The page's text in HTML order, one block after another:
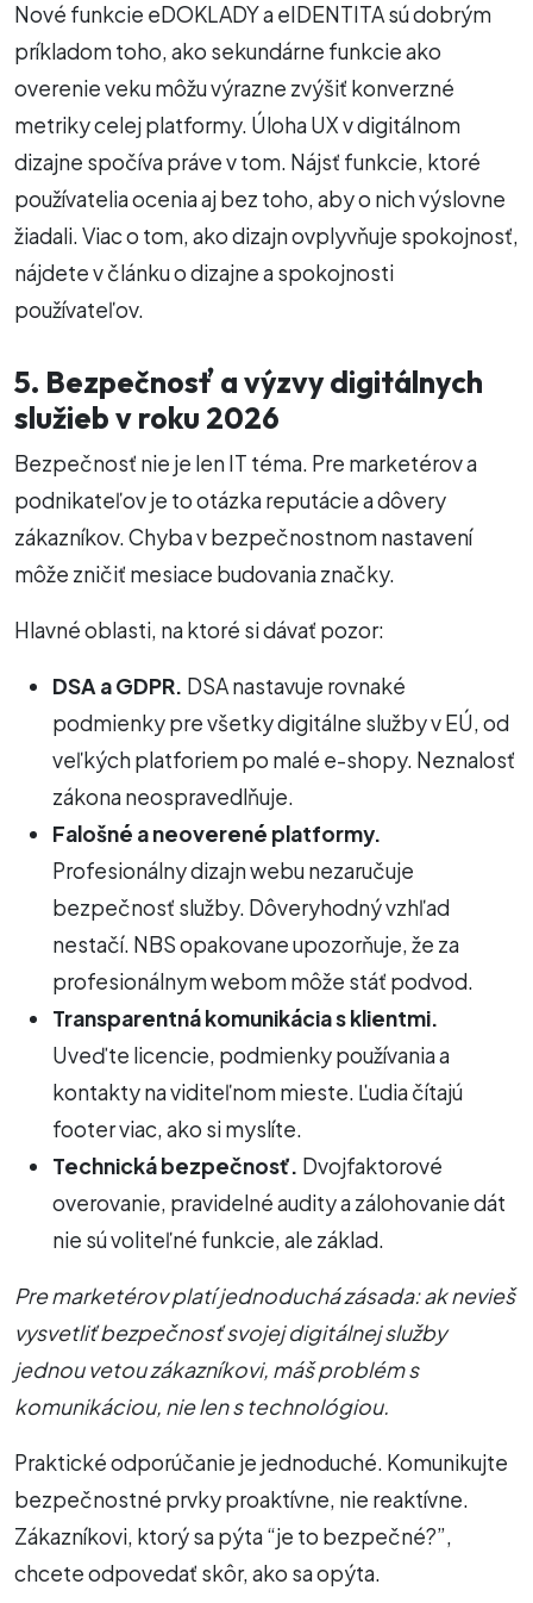
Nové funkcie eDOKLADY a eIDENTITA sú dobrým
príkladom toho, ako sekundárne funkcie ako
overenie veku môžu výrazne zvýšiť konverzné
metriky celej platformy. Úloha UX v digitálnom
dizajne spočíva práve v tom. Nájsť funkcie, ktoré
používatelia ocenia aj bez toho, aby o nich výslovne
žiadali. Viac o tom, ako dizajn ovplyvňuje spokojnosť,
nájdete v článku o dizajne a spokojnosti
používateľov.
5. Bezpečnosť a výzvy digitálnych
služieb v roku 2026
Bezpečnosť nie je len IT téma. Pre marketérov a
podnikateľov je to otázka reputácie a dôvery
zákazníkov. Chyba v bezpečnostnom nastavení
môže zničiť mesiace budovania značky.
Hlavné oblasti, na ktoré si dávať pozor:
DSA a GDPR. DSA nastavuje rovnaké
podmienky pre všetky digitálne služby v EÚ, od
veľkých platforiem po malé e-shopy. Neznalosť
zákona neospravedlňuje.
Falošné a neoverené platformy.
Profesionálny dizajn webu nezaručuje
bezpečnosť služby. Dôveryhodný vzhľad
nestačí. NBS opakovane upozorňuje, že za
profesionálnym webom môže stáť podvod.
Transparentná komunikácia s klientmi.
Uveďte licencie, podmienky používania a
kontakty na viditeľnom mieste. Ľudia čítajú
footer viac, ako si myslíte.
Technická bezpečnosť. Dvojfaktorové
overovanie, pravidelné audity a zálohovanie dát
nie sú voliteľné funkcie, ale základ.
Pre marketérov platí jednoduchá zásada: ak nevieš
vysvetliť bezpečnosť svojej digitálnej služby
jednou vetou zákazníkovi, máš problém s
komunikáciou, nie len s technológiou.
Praktické odporúčanie je jednoduché. Komunikujte
bezpečnostné prvky proaktívne, nie reaktívne.
Zákazníkovi, ktorý sa pýta “je to bezpečné?”,
chcete odpovedať skôr, ako sa opýta.